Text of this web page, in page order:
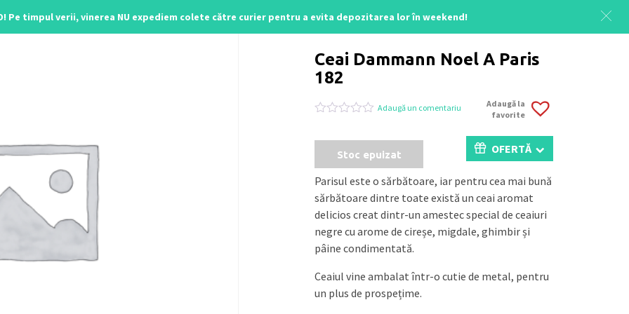
Pe timpul verii, vinerea NU expediem colete către curier pentru a evita depozitarea lor în weekend!
Ceai Dammann Noel A Paris
182
5
pe
a
evaluări
la
clienți
Adaugă un comentariu
Adaugă la
favorite
Stoc epuizat OFERTĂ
Parisul este o sărbătoare, iar pentru cea mai bună
sărbătoare dintre toate există un ceai aromat
delicios creat dintr-un amestec special de ceaiuri
negre cu arome de cireșe, migdale, ghimbir și
pâine condimentată.
Ceaiul vine ambalat într-o cutie de metal, pentru
un plus de prospețime.